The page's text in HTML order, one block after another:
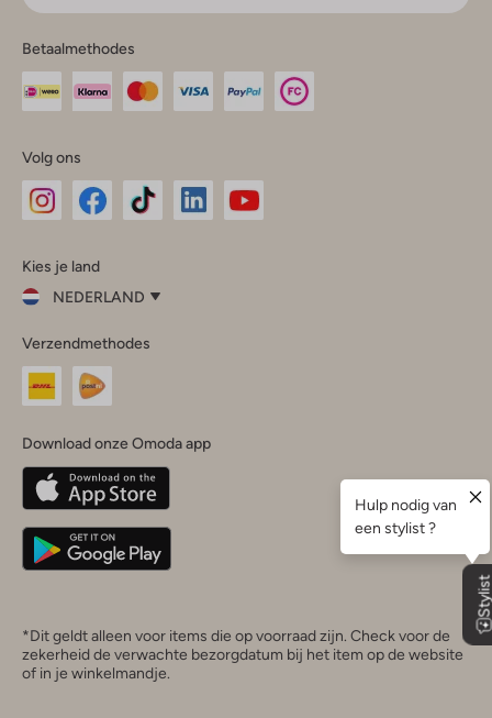
Betaalmethodes
Volg ons
InstagramFacebook
Kies je land
NEDERLAND
je
land
Nederland
Belgique(Français)
Deutschland
Verzendmethodes
Download onze Omoda app
*Dit geldt alleen voor items die op voorraad zijn. Check voor de
zekerheid de verwachte bezorgdatum bij het item op de website
of in je winkelmandje.